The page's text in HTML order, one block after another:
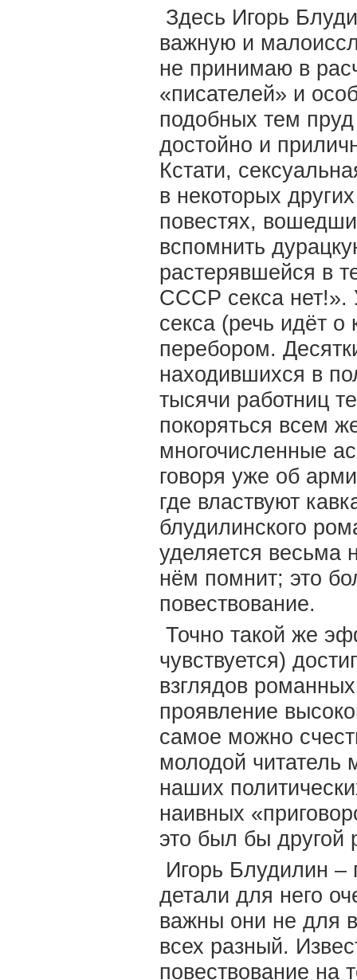
Здесь Игорь
важную и
не принимаю в
«писателей» и
подобных тем пруд
достойно и
Кстати,
в некоторых
повестях,
вспомнить
растерявшейся в
СССР секса нет!».
секса (речь идёт
перебором.
находившихся в
тысячи работниц
покоряться всем
многочисленные
говоря уже об
где властвуют
блудилинского
уделяется весьма
нём помнит; это
повествование.
Точно такой же
чувствуется)
взглядов
проявление
самое можно
молодой читатель
наших
наивных
это был бы
Игорь Блудилин –
детали для него
важны они не для
всех разный.
повествование на